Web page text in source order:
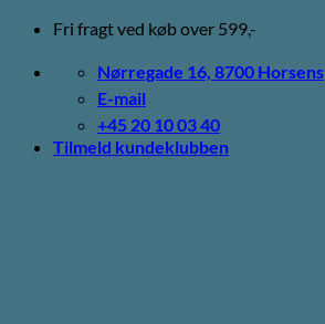
Fortsæt
indhold
Fri fragt ved køb over 599,-
Nørregade 16, 8700 Horsens
E-mail
+45 20 10 03 40
Tilmeld kundeklubben